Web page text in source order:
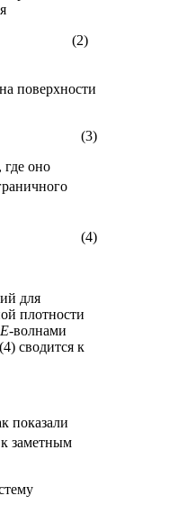
(2)
поверхности
(3)
где оно
(4)
для
плотности
E-волнами
сводится к
показали
заметным